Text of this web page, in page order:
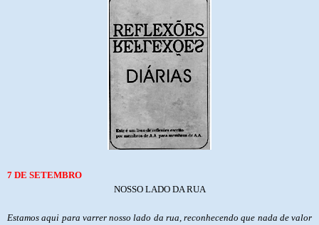
7 DE SETEMBRO
NOSSO LADO DA RUA
Estamos aqui para varrer nosso lado da rua, reconhecendo que nada de valor